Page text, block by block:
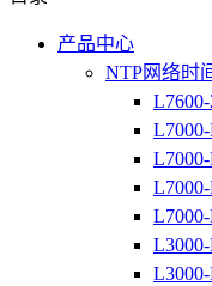
产品中心
NTP网络时